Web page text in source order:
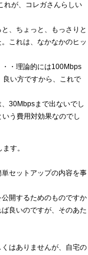
れが、コレガさんらしい
、ちょっと、もっさりと
これは、なかなかのヒッ
・理論的には100Mbps
い方ですから、これで
30Mbpsまで出ないでし
う費用対効果なのでし
す。
セットアップの内容を事
開するためのものですか
良いのですが、そのあた
はありませんが、自宅の